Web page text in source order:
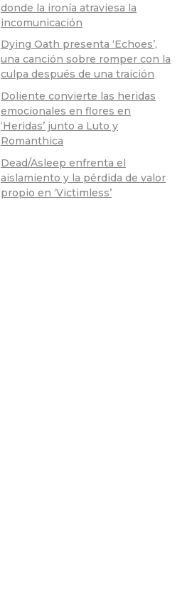
donde la ironía atraviesa la
incomunicación
Dying Oath presenta ‘Echoes’,
una canción sobre romper con la
culpa después de una traición
Doliente convierte las heridas
emocionales en flores en
‘Heridas’ junto a Luto y
Romanthica
Dead/Asleep enfrenta el
aislamiento y la pérdida de valor
propio en ‘Victimless’